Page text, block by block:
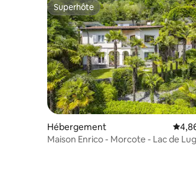
Superhôte
Superhôte
Hébergement
Maison Enrico - Morcote - Lac de